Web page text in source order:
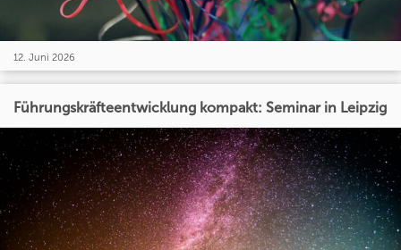
12. Juni 2026
Führungskräfteentwicklung kompakt: Seminar in Leipzig